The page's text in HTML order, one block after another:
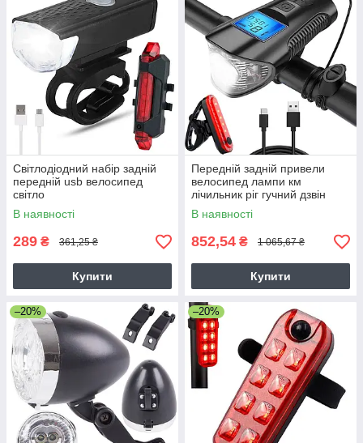
Світлодіодний набір задній
передній usb велосипед
світло
В наявності
289 ₴ 361,25 ₴
Купити
Передній задній привели
велосипед лампи км
лічильник ріг гучний дзвін
3in1
В наявності
852,54 ₴ 1 065,67 ₴
Купити
–20% –20%